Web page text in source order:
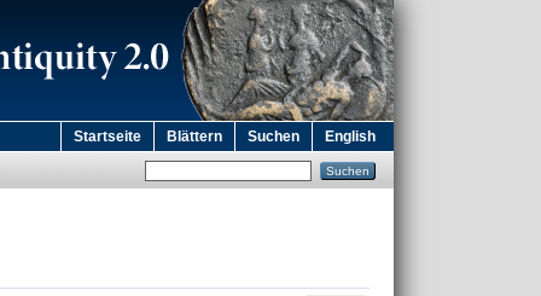
Startseite Blättern Suchen English